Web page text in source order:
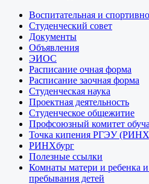
Воспитательная и
Студенческий совет
Документы
Объявления
ЭИОС
Расписание очная форма
Расписание заочная форма
Студенческая наука
Проектная деятельность
Студенческое общежитие
Профсоюзный комитет
Точка кипения РГЭУ
РИНХбург
Полезные ссылки
Комнаты матери и ребенка
пребывания детей